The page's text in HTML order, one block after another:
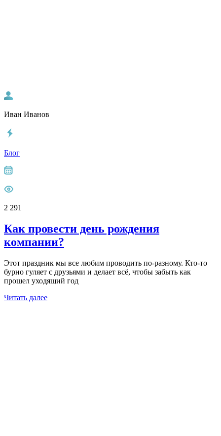
Иван Иванов
Блог
2 291
Как провести день рождения
компании?
Этот праздник мы все любим проводить по-разному. Кто-то
бурно гуляет с друзьями и делает всё, чтобы забыть как
прошел уходящий год
Читать далее